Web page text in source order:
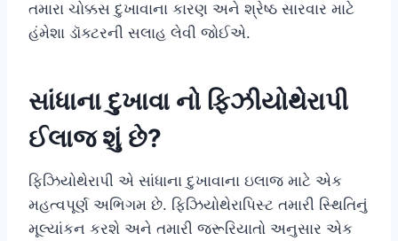
તમારા ચોક્કસ દુખાવાના કારણ અને શ્રેષ્ઠ સારવાર માટે
હંમેશા ડૉક્ટરની સલાહ લેવી જોઈએ.
સાંધાના દુખાવા નો ફિઝીયોથેરાપી
ઈલાજ શું છે?
ફિઝિયોથેરાપી એ સાંધાના દુખાવાના ઇલાજ માટે એક
મહત્વપૂર્ણ અભિગમ છે. ફિઝિયોથેરાપિસ્ટ તમારી સ્થિતિનું
મૂલ્યાંકન કરશે અને તમારી જરૂરિયાતો અનુસાર એક